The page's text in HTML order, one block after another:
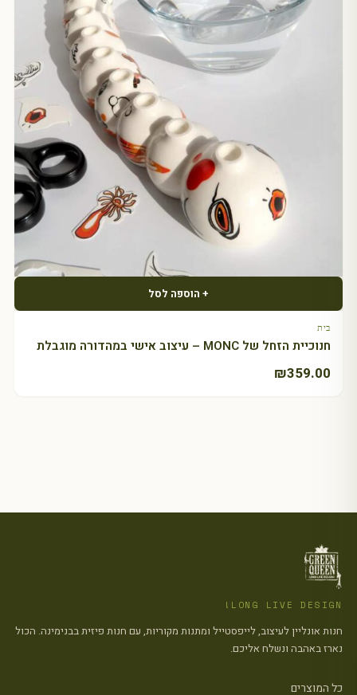
+ הוספה לסל
בית
חנוכיית הזחל של MONC – עיצוב אישי במהדורה מוגבלת
₪359.00
LONG LIVE DESIGN!
חנות אונליין לעיצוב, לייפסטייל ומתנות מקוריות, עם חנות פיזית בבנימינה. הכול
נארז באהבה ונשלח אליכם.
כל המוצרים